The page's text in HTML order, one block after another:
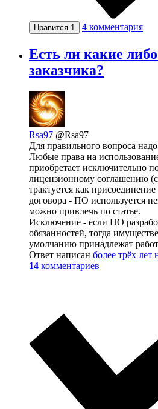
Нравится 1 4 комментария
Есть ли какие
заказчика?
Rsa97 @Rsa97
Для правильного вопроса
Любые права на
приобретает исключительно
лицензионному соглашению
трактуется как
договора - ПО используется
можно привлечь по статье.
Исключение - если ПО
обязанностей, тогда
умолчанию принадлежат
Ответ написан более трёх лет
14 комментариев